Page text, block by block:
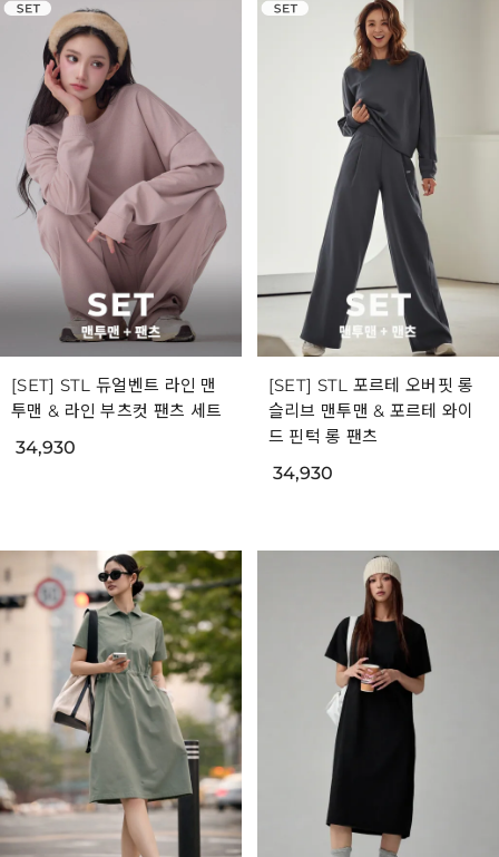
[SET] STL 듀얼벤트 라인 맨
투맨 & 라인 부츠컷 팬츠 세트
34,930
[SET] STL 포르테 오버핏 롱
슬리브 맨투맨 & 포르테 와이
드 핀턱 롱 팬츠
34,930